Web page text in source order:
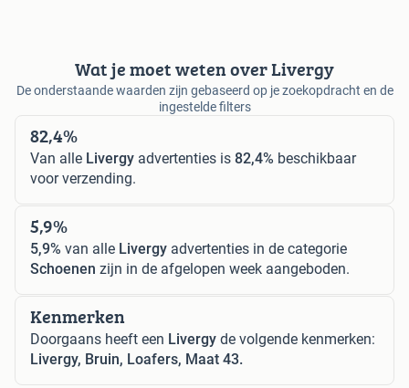
Wat je moet weten over Livergy
De onderstaande waarden zijn gebaseerd op je zoekopdracht en de
ingestelde filters
82,4%
Van alle Livergy advertenties is 82,4% beschikbaar
voor verzending.
5,9%
5,9% van alle Livergy advertenties in de categorie
Schoenen zijn in de afgelopen week aangeboden.
Kenmerken
Doorgaans heeft een Livergy de volgende kenmerken:
Livergy, Bruin, Loafers, Maat 43.